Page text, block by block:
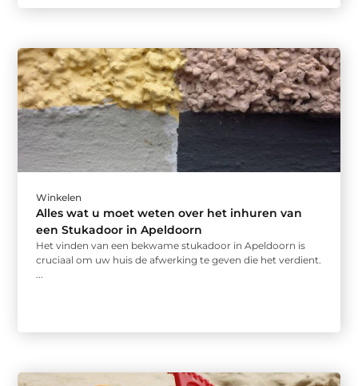
Winkelen
Alles wat u moet weten over het inhuren van
een Stukadoor in Apeldoorn
Het vinden van een bekwame stukadoor in Apeldoorn is
cruciaal om uw huis de afwerking te geven die het verdient.
...